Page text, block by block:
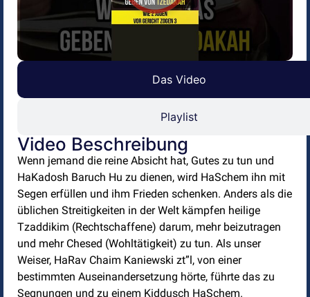
Das Video
Playlist
Video Beschreibung
Wenn jemand die reine Absicht hat, Gutes zu tun und
HaKadosh Baruch Hu zu dienen, wird HaSchem ihn mit
Segen erfüllen und ihm Frieden schenken. Anders als die
üblichen Streitigkeiten in der Welt kämpfen heilige
Tzaddikim (Rechtschaffene) darum, mehr beizutragen
und mehr Chesed (Wohltätigkeit) zu tun. Als unser
Weiser, HaRav Chaim Kaniewski zt”l, von einer
bestimmten Auseinandersetzung hörte, führte das zu
Segnungen und zu einem Kiddusch HaSchem.